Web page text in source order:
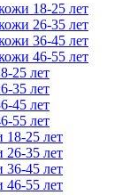
18-25 лет
26-35 лет
36-45 лет
46-55 лет
25 лет
35 лет
45 лет
55 лет
18-25 лет
26-35 лет
36-45 лет
46-55 лет